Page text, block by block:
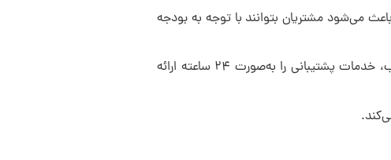
می‌شود مشتریان بتوانند با توجه به بودجه
۲. پشتیبانی فنی: یکی از نکات مهم در انتخاب یک ارائه‌دهنده سرور، پشتیبانی فنی قوی و حرفه‌ای است. نوین هاست با تیمی مجرب، خدمات پشتیبانی را به‌صورت ۲۴ ساعته ارائه